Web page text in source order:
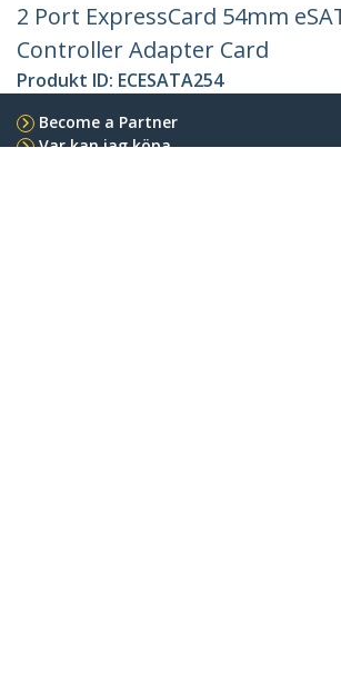
2 Port ExpressCard 54mm
Controller Adapter Card
Produkt ID: ECESATA254
Become a Partner
Var kan jag köpa